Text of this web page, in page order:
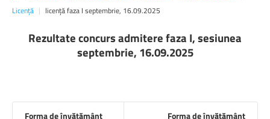
Licență | licență faza I septembrie, 16.09.2025
Rezultate concurs admitere faza I, sesiunea
septembrie, 16.09.2025
Forma de învățământ
Forma de învățământ